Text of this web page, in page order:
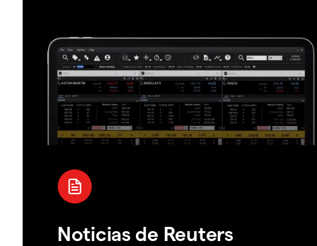
Noticias de Reuters